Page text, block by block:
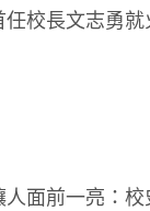
校長文志勇
面前一亮：